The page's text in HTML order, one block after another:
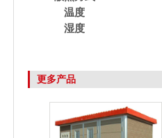
温度
湿度
更多产品